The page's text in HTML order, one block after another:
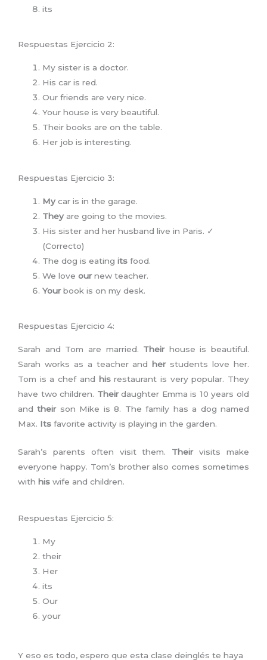
its
Respuestas Ejercicio 2:
My sister is a doctor.
His car is red.
Our friends are very nice.
Your house is very beautiful.
Their books are on the table.
Her job is interesting.
Respuestas Ejercicio 3:
My car is in the garage.
They are going to the movies.
His sister and her husband live in Paris. ✓
(Correcto)
The dog is eatingits food.
We loveournew teacher.
Yourbook is on my desk.
Respuestas Ejercicio 4:
Sarah and Tom are married. Theirhouse is beautiful.
Sarah works as a teacher and herstudents love her.
Tom is a chef and hisrestaurant is very popular. They
have two children. Theirdaughter Emma is 10 years old
andtheirson Mike is 8. The family has a dog named
Max. Its favorite activity is playing in the garden.
Sarah’s parents often visit them. Theirvisits make
everyone happy. Tom’s brother also comes sometimes
with his wife and children.
Respuestas Ejercicio 5:
My
their
Her
its
Our
your
Y eso es todo, espero que esta clase deinglés te haya